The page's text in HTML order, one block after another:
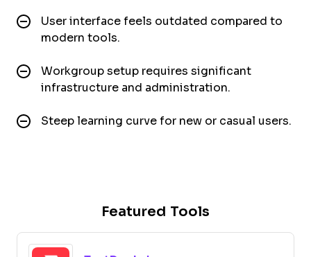
User interface feels outdated compared to
modern tools.
Workgroup setup requires significant
infrastructure and administration.
Steep learning curve for new or casual users.
Featured Tools